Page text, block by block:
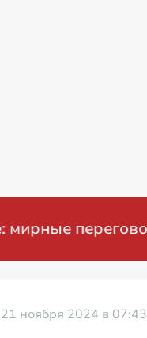
переговоры
21 ноября 2024 в 07:43